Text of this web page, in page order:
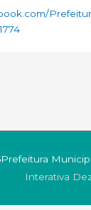
Interativa